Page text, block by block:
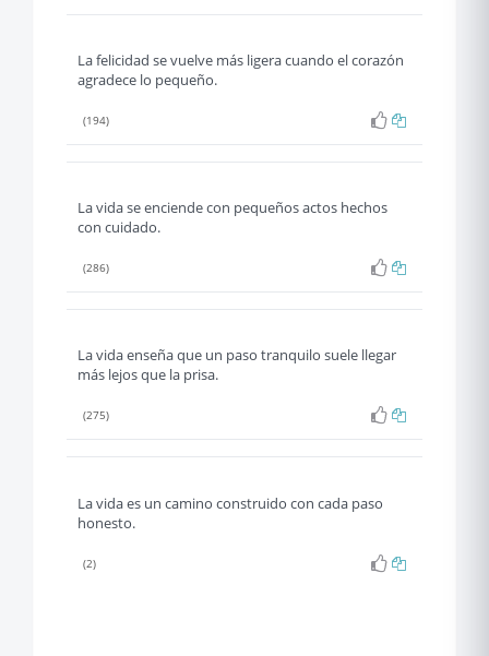
La felicidad se vuelve más ligera cuando el corazón
agradece lo pequeño.
(194)
La vida se enciende con pequeños actos hechos
con cuidado.
(286)
La vida enseña que un paso tranquilo suele llegar
más lejos que la prisa.
(275)
La vida es un camino construido con cada paso
honesto.
(2)